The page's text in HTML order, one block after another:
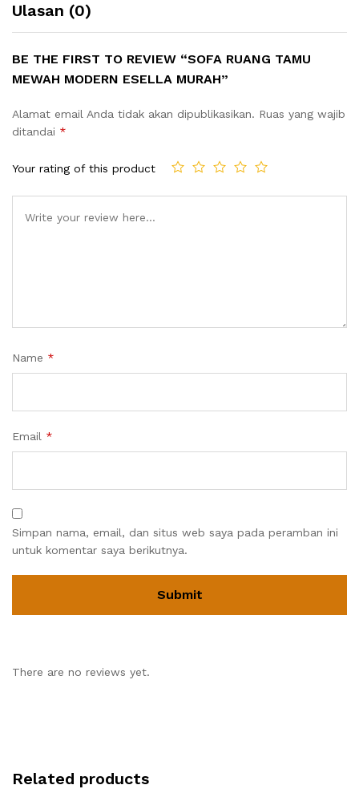
Ulasan (0)
BE THE FIRST TO REVIEW “SOFA RUANG TAMU
MEWAH MODERN ESELLA MURAH”
Alamat email Anda tidak akan dipublikasikan. Ruas yang wajib
ditandai *
Your rating of this product
Name *
Email *
Simpan nama, email, dan situs web saya pada peramban ini
untuk komentar saya berikutnya.
There are no reviews yet.
Related products